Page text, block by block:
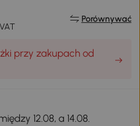
Porównywać
przy zakupach od
12.08, a 14.08.